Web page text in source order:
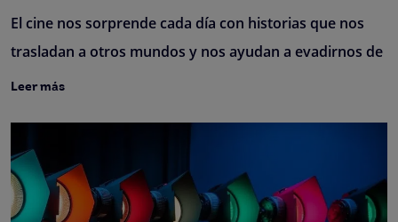
El cine nos sorprende cada día con historias que nos
trasladan a otros mundos y nos ayudan a evadirnos de
Leer más